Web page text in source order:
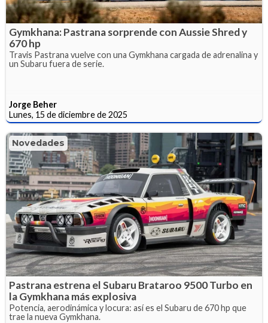
Gymkhana: Pastrana sorprende con Aussie Shred y
670 hp
Travis Pastrana vuelve con una Gymkhana cargada de adrenalina y
un Subaru fuera de serie.
Jorge Beher
Lunes, 15 de diciembre de 2025
Novedades
Pastrana estrena el Subaru Brataroo 9500 Turbo en
la Gymkhana más explosiva
Potencia, aerodinámica y locura: así es el Subaru de 670 hp que
trae la nueva Gymkhana.